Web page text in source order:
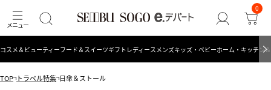
0
コスメ＆ビューティーフード＆スイーツギフト レディース メンズキッズ・ベビーホーム・キッチン
TOP トラベル特集 日傘＆ストール